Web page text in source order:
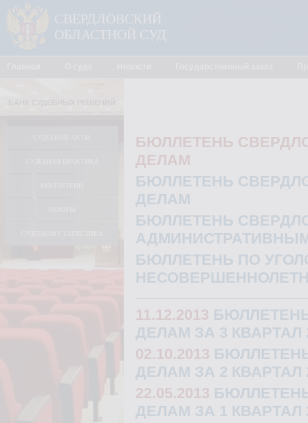
ОБЛАСТНОЙ СУД
БЮЛЛЕТЕНЬ
ДЕЛАМ
БЮЛЛЕТЕНЬ
ДЕЛАМ
БЮЛЛЕТЕНЬ
БЮЛЛЕТЕНЬ ПО
11.12.2013
ДЕЛАМ ЗА 3 КВАРТАЛ
02.10.2013
ДЕЛАМ ЗА 2 КВАРТАЛ
22.05.2013
ДЕЛАМ ЗА 1 КВАРТАЛ